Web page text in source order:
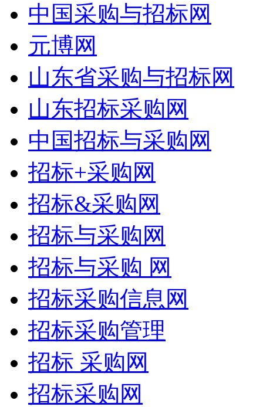
中国采购与招标网
元博网
山东省采购与招标网
山东招标采购网
中国招标与采购网
招标+采购网
招标&采购网
招标与采购网
招标与采购 网
招标采购信息网
招标采购管理
招标 采购网
招标采购网